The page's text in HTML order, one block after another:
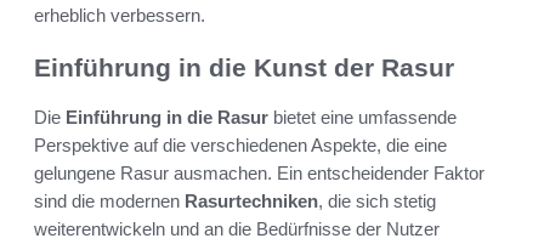
erheblich verbessern.
Einführung in die Kunst der Rasur
Die Einführung in die Rasur bietet eine umfassende
Perspektive auf die verschiedenen Aspekte, die eine
gelungene Rasur ausmachen. Ein entscheidender Faktor
sind die modernen Rasurtechniken, die sich stetig
weiterentwickeln und an die Bedürfnisse der Nutzer